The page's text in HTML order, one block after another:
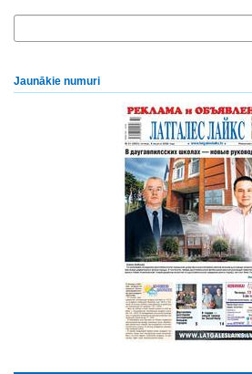
Jaunākie numuri